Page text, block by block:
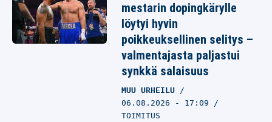
mestarin dopingkärylle
löytyi hyvin
poikkeuksellinen selitys –
valmentajasta paljastui
synkkä salaisuus
MUU URHEILU
06.08.2026 - 17:09
TOIMITUS